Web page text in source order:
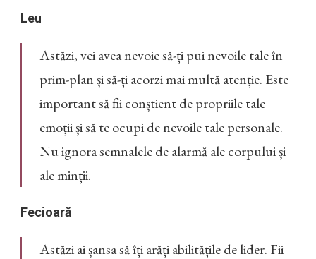
Leu
Astăzi, vei avea nevoie să-ți pui nevoile tale în
prim-plan și să-ți acorzi mai multă atenție. Este
important să fii conștient de propriile tale
emoții și să te ocupi de nevoile tale personale.
Nu ignora semnalele de alarmă ale corpului și
ale minții.
Fecioară
Astăzi ai șansa să îți arăți abilitățile de lider. Fii